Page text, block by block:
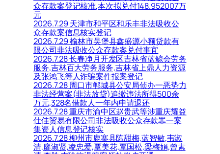
众存款案登记核准,本次拟兑付148.952007万
元
2026.7.29 天津市和平区和乐丰非法吸收公
众存款案信息核实登记
2026.7.29 榆林市吴堡县鑫盛源小额贷款有
限公司非法吸收公众存款案兑付事宜
2026.7.28 长春净月开发区吉林省蓝鲸会劳务
服务,吉林百大劳务服务,吉林省上鼎人力资源
及张鸿飞等人诈骗案件报案登记
2026.7.28 周口市郸城县公安局侦办一恶势力
非法经营案(非法放贷)追缴违法所得500余
万元,328名借款人一年内申请退还
2026.7.28 重庆市渝中区赵贵武等涉重庆耀益
仕佳贸易有限公司非法吸收公众存款罪一案
集资人信息登记核实
2026.7.28 柳州市鹿寨县陈甜梅,蓝智敏,韦淑
清,廖淑贤,凌忠爱,覃美花,覃国松,梁梅娟,曾素